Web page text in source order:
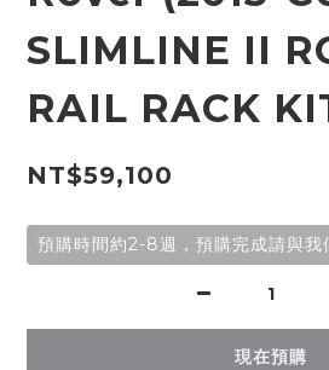
SLIMLINE II
RAIL RACK
NT$59,100
預購時間約2-8週，預購完成請與我
現在預購